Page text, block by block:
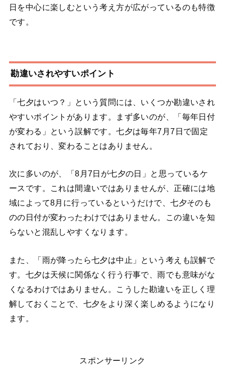
日を中心に楽しむという考え方が広がっているのも特徴
です。
勘違いされやすいポイント
「七夕はいつ？」という質問には、いくつか勘違いされ
やすいポイントがあります。まず多いのが、「毎年日付
が変わる」という誤解です。七夕は毎年7月7日で固定
されており、変わることはありません。
次に多いのが、「8月7日が七夕の日」と思っているケ
ースです。これは間違いではありませんが、正確には地
域によって8月に行っているというだけで、七夕そのも
のの日付が変わったわけではありません。この違いを知
らないと混乱しやすくなります。
また、「雨が降ったら七夕は中止」という考えも誤解で
す。七夕は天候に関係なく行う行事で、雨でも意味がな
くなるわけではありません。こうした勘違いを正しく理
解しておくことで、七夕をより深く楽しめるようになり
ます。
スポンサーリンク